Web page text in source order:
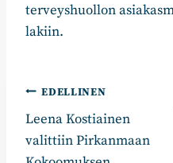
terveyshuollon
lakiin.
Artikkelien
selaus
EDELLINEN
Leena Kostiainen
valittiin Pirkanmaan